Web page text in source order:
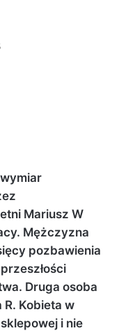
Mariusz W
Mężczyzna
pozbawienia
Druga osoba
Kobieta w
i nie